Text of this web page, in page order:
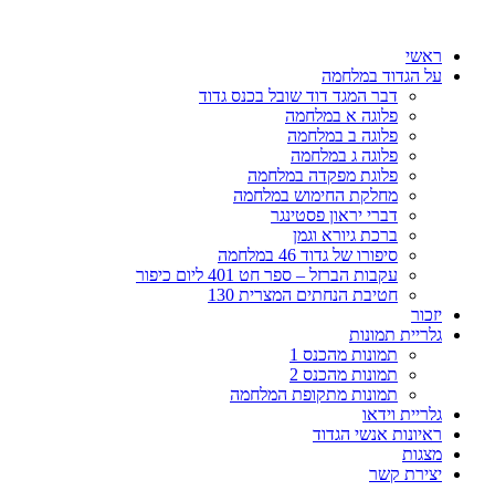
ראשי
על הגדוד במלחמה
דבר המגד דוד שובל בכנס גדוד
פלוגה א במלחמה
פלוגה ב במלחמה
פלוגה ג במלחמה
פלוגת מפקדה במלחמה
מחלקת החימוש במלחמה
דברי יראון פסטינגר
ברכת גיורא וגמן
סיפורו של גדוד 46 במלחמה
עקבות הברזל – ספר חט 401 ליום כיפור
חטיבת הנחתים המצרית 130
יזכור
גלריית תמונות
תמונות מהכנס 1
תמונות מהכנס 2
תמונות מתקופת המלחמה
גלריית וידאו
ראיונות אנשי הגדוד
מצגות
יצירת קשר